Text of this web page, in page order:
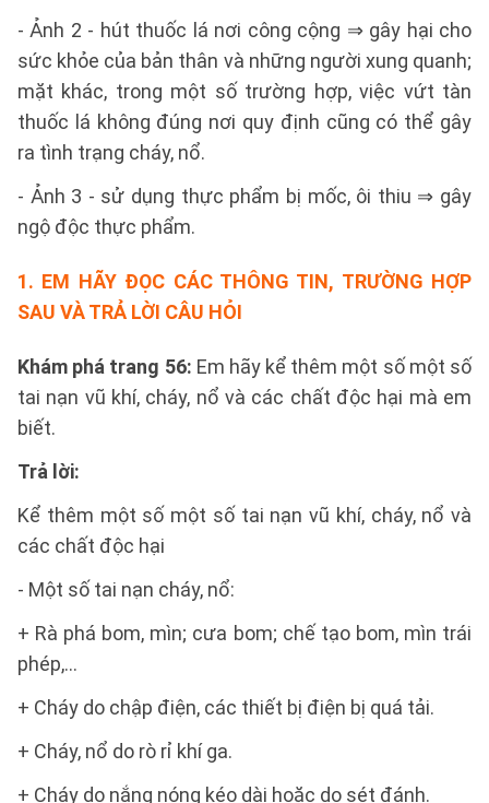
- Ảnh 2 - hút thuốc lá nơi công cộng ⇒ gây hại cho
sức khỏe của bản thân và những người xung quanh;
mặt khác, trong một số trường hợp, việc vứt tàn
thuốc lá không đúng nơi quy định cũng có thể gây
ra tình trạng cháy, nổ.
- Ảnh 3 - sử dụng thực phẩm bị mốc, ôi thiu ⇒ gây
ngộ độc thực phẩm.
1. EM HÃY ĐỌC CÁC THÔNG TIN, TRƯỜNG HỢP
SAU VÀ TRẢ LỜI CÂU HỎI
Khám phá trang 56: Em hãy kể thêm một số một số
tai nạn vũ khí, cháy, nổ và các chất độc hại mà em
biết.
Trả lời:
Kể thêm một số một số tai nạn vũ khí, cháy, nổ và
các chất độc hại
- Một số tai nạn cháy, nổ:
+ Rà phá bom, mìn; cưa bom; chế tạo bom, mìn trái
phép,…
+ Cháy do chập điện, các thiết bị điện bị quá tải.
+ Cháy, nổ do rò rỉ khí ga.
+ Cháy do nắng nóng kéo dài hoặc do sét đánh.